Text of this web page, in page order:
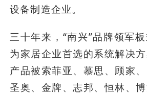
设备制造企业。
三十年来，“南兴”品牌领军
为家居企业首选的系统解决
产品被索菲亚、慕思、顾家、
圣奥、金牌、志邦、恒林、